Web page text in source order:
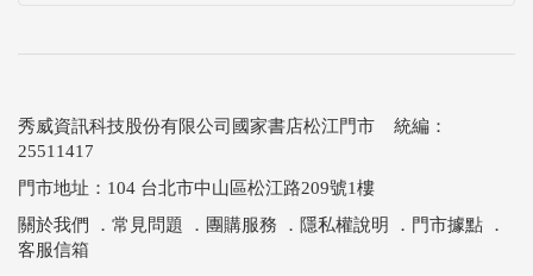
秀威資訊科技股份有限公司國家書店松江門市 統編：
25511417
門市地址：104 台北市中山區松江路209號1樓
關於我們
． 常見問題 ． 團購服務 ． 隱私權說明 ． 門市據點 ．
客服信箱